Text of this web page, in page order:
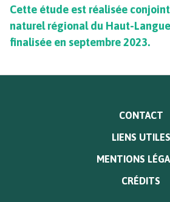
Cette étude est réalisée
naturel régional du Haut-
finalisée en septembre 2023.
CONTACT
LIENS UTILES
MENTIONS
CRÉDITS